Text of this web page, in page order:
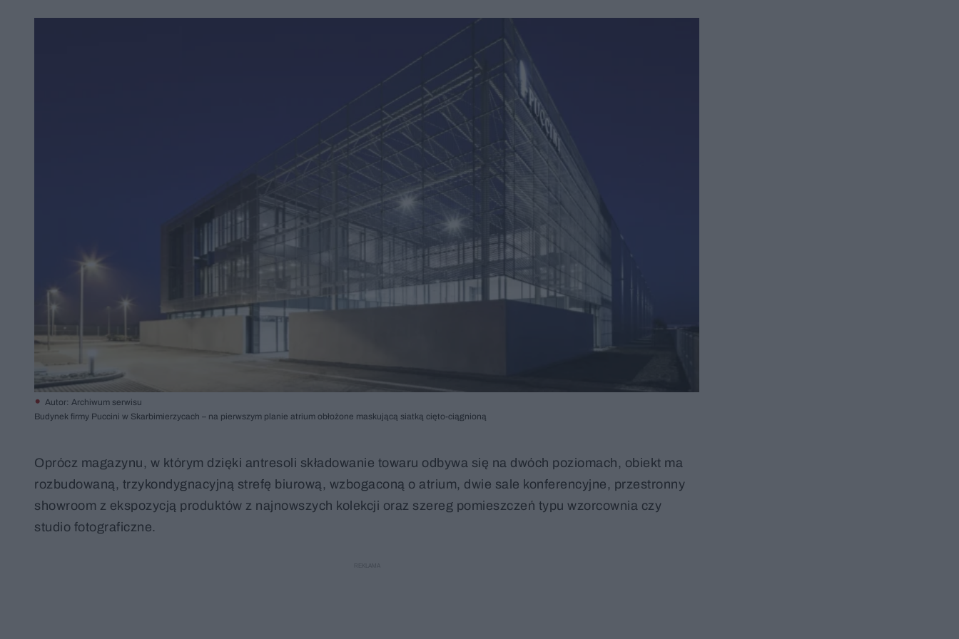
Autor: Archiwum serwisu
Budynek firmy Puccini w Skarbimierzycach – na pierwszym planie atrium obłożone maskującą siatką cięto-ciągnioną
Oprócz magazynu, w którym dzięki antresoli składowanie towaru odbywa się na dwóch poziomach, obiekt ma
rozbudowaną, trzykondygnacyjną strefę biurową, wzbogaconą o atrium, dwie sale konferencyjne, przestronny
showroom z ekspozycją produktów z najnowszych kolekcji oraz szereg pomieszczeń typu wzorcownia czy
studio fotograficzne.